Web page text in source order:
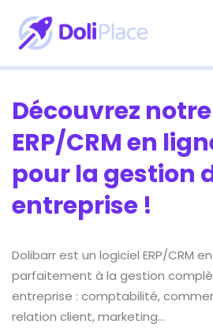
ERP/CRM
en
ligne
Découvrez
ERP/CRM en
pour la gestion
entreprise !
Dolibarr est un logiciel ERP/CRM
parfaitement à la gestion
entreprise : comptabilité,
relation client, marketing…